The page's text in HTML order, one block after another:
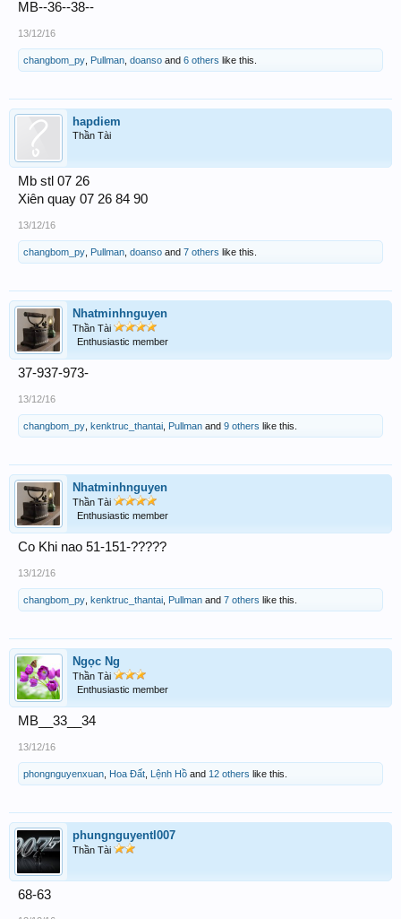
MB--36--38--
13/12/16
changbom_py Pullman doanso and 6 others like this.
hapdiem
Thần Tài
Mb stl 07 26
Xiên quay 07 26 84 90
13/12/16
changbom_py Pullman doanso and 7 others like this.
Nhatminhnguyen
Thần Tài
Enthusiastic member
37-937-973-
13/12/16
changbom_py kenktruc_thantai Pullman and 9 others like this.
Nhatminhnguyen
Thần Tài
Enthusiastic member
Co Khi nao 51-151-?????
13/12/16
changbom_py kenktruc_thantai Pullman and 7 others like this.
Ngọc Ng
Thần Tài
Enthusiastic member
MB__33__34
13/12/16
phongnguyenxuan Hoa Đất Lệnh Hồ and 12 others like this.
phungnguyentl007
Thần Tài
68-63